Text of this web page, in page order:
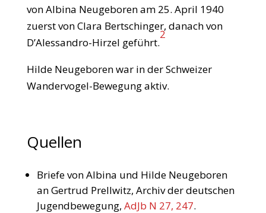
von Albina Neugeboren am 25. April 1940
zuerst von Clara Bertschinger, danach von
D’Alessandro-Hirzel geführt.
2
Hilde Neugeboren war in der Schweizer
Wandervogel-Bewegung aktiv.
Quellen
Briefe von Albina und Hilde Neugeboren
an Gertrud Prellwitz, Archiv der deutschen
Jugendbewegung, AdJb N 27, 247.